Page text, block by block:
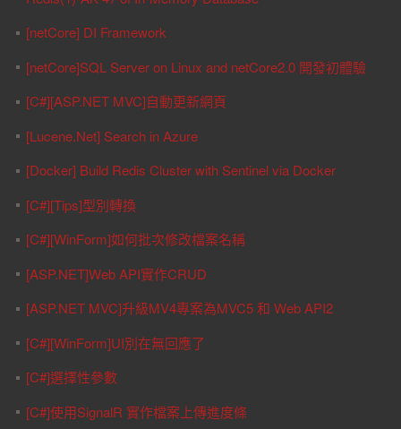
[netCore] DI Framework
[netCore]SQL Server on Linux and netCore2.0 開發初體驗
[C#][ASP.NET MVC]自動更新網頁
[Lucene.Net] Search in Azure
[Docker] Build Redis Cluster with Sentinel via Docker
[C#][Tips]型別轉換
[C#][WinForm]如何批次修改檔案名稱
[ASP.NET]Web API實作CRUD
[ASP.NET MVC]升級MV4專案為MVC5 和 Web API2
[C#][WinForm]UI別在無回應了
[C#]選擇性參數
[C#]使用SignalR 實作檔案上傳進度條